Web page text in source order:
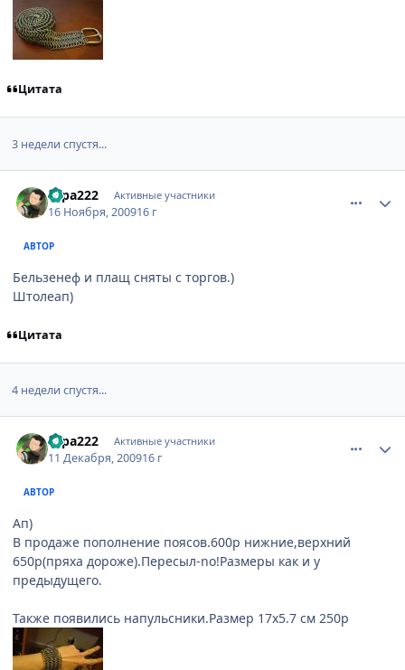
Цитата
3 недели спустя...
sapa222 Активные участники
16 Ноября, 200916 г
АВТОР
Бельзенеф и плащ сняты с торгов.)
Штолеап)
Цитата
4 недели спустя...
sapa222 Активные участники
11 Декабря, 200916 г
АВТОР
Ап)
В продаже пополнение поясов.600р нижние,верхний
650р(пряха дороже).Пересыл-no!Размеры как и у
предыдущего.
Также появились напульсники.Размер 17х5.7 см 250р